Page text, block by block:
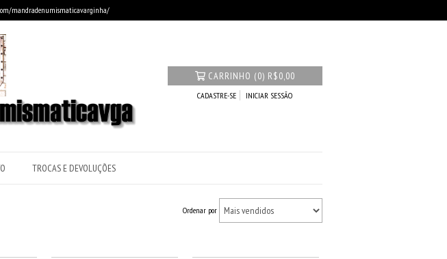
mandradenumismaticavarginha/
CARRINHO (0) R$0,00
CADASTRE-SE INICIAR SESSÃO
TROCAS E DEVOLUÇÕES
Ordenar por